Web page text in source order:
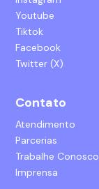
Youtube
Tiktok
Facebook
Twitter (X)
Contato
Atendimento
Parcerias
Trabalhe Conosco
Imprensa